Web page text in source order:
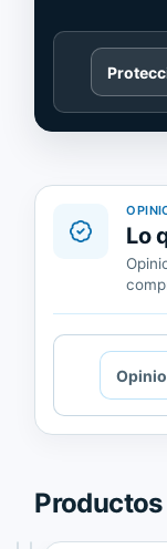
Cargando
contenido
de
Lo
Cargando
contenido
de